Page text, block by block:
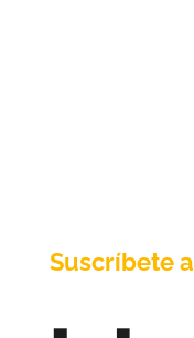
Suscríbete a